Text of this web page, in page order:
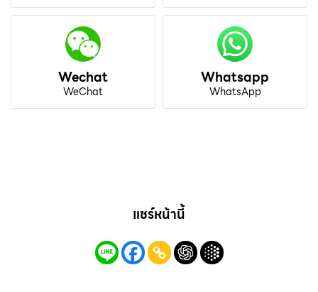
Wechat
WeChat
Whatsapp
WhatsApp
แชร์หน้านี้